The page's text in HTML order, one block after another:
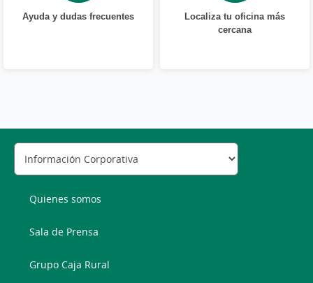
Ayuda y dudas frecuentes
Localiza tu oficina más
cercana
Quienes somos
Sala de Prensa
Grupo Caja Rural